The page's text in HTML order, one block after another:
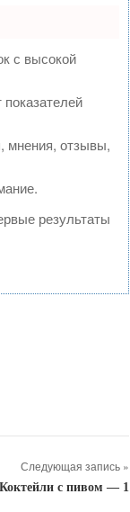
с высокой
мнения, отзывы,
результаты
Следующая запись »
Коктейли с пивом — 1